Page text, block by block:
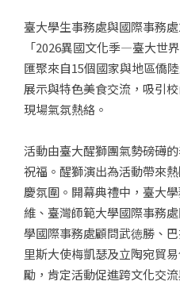
臺大學生事務處與國際事務
「2026異國文化季—臺大世
匯聚來自15個國家與地區僑
展示與特色美食交流，吸引
現場氣氛熱絡。
活動由臺大醒獅團氣勢磅礡
祝福。醒獅演出為活動帶來
慶氛圍。開幕典禮中，臺大
維、臺灣師範大學國際事務
學國際事務處顧問武徳勝、
里斯大使梅凱瑟及立陶宛貿
勵，肯定活動促進跨文化交